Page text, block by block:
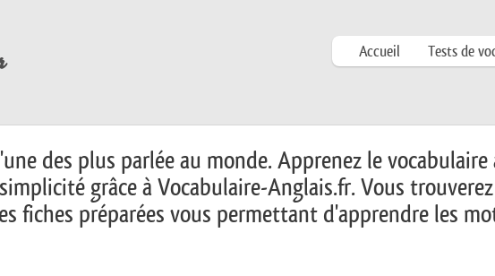
Accueil Tests de
des plus parlée au monde. Apprenez le vocabulaire
grâce à Vocabulaire-Anglais.fr. Vous
fiches préparées vous permettant d'apprendre les